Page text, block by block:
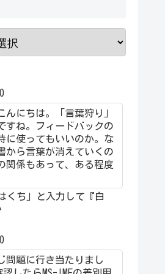
んにちは。「言葉狩り」
すね。フィードバックの
に使ってもいいのか。な
から言葉が消えていくの
関係もあって、ある程度
くち」と入力して『白
問題に行き当たりまし